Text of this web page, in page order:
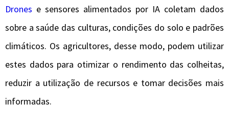
Drones e sensores alimentados por IA coletam dados
sobre a saúde das culturas, condições do solo e padrões
climáticos. Os agricultores, desse modo, podem utilizar
estes dados para otimizar o rendimento das colheitas,
reduzir a utilização de recursos e tomar decisões mais
informadas.